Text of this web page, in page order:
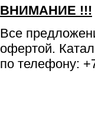
ВНИМАНИЕ !!!
Все
офертой.
по телефону: